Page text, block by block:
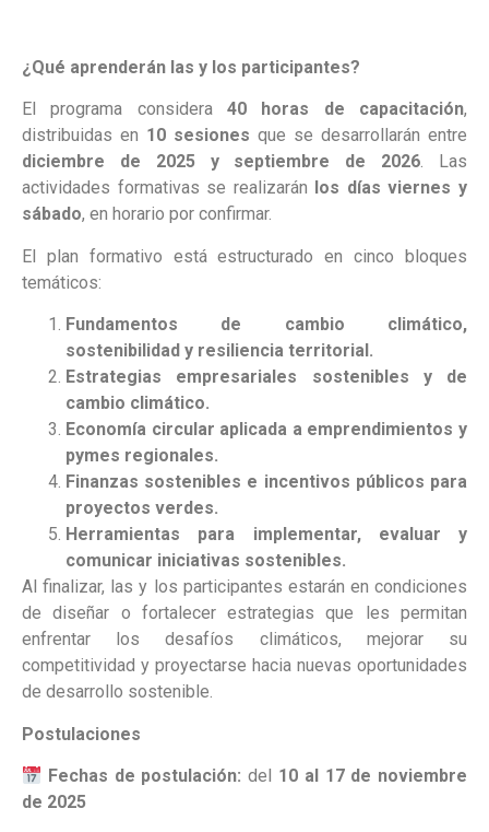
¿Qué aprenderán las y los participantes?
El programa considera 40 horas de capacitación,
distribuidas en 10 sesiones que se desarrollarán entre
diciembre de 2025 y septiembre de 2026. Las
actividades formativas se realizarán
los días viernes y
sábado, en horario por confirmar.
El plan formativo está estructurado en cinco bloques
temáticos:
Fundamentos de cambio climático,
sostenibilidad y resiliencia territorial.
Estrategias empresariales sostenibles y de
cambio climático.
Economía circular aplicada a emprendimientos y
pymes regionales.
Finanzas sostenibles e incentivos públicos para
proyectos verdes.
Herramientas para implementar, evaluar y
comunicar iniciativas sostenibles.
Al finalizar, las y los participantes estarán en condiciones
de diseñar o fortalecer estrategias que les permitan
enfrentar los desafíos climáticos, mejorar su
competitividad y proyectarse hacia nuevas oportunidades
de desarrollo sostenible.
Postulaciones
Fechas de postulación: del 10 al 17 de noviembre
de 2025